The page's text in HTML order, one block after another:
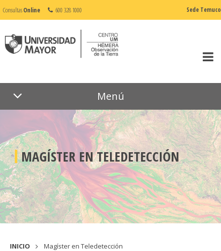
ConsultasOnline 600 328 1000 Sede Temuco
Menú
MAGÍSTER EN TELEDETECCIÓN
INICIO Magíster en Teledetección